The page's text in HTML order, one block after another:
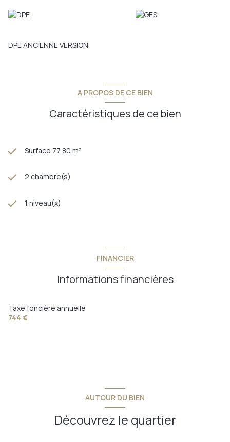
sont disponibles sur le site Géorisque: www.georisque.gouv.fr
Annonce proposée par un agent commercial
DPE ANCIENNE VERSION
A PROPOS DE CE BIEN
Caractéristiques de ce bien
Surface 77,80 m²
2 chambre(s)
1 niveau(x)
FINANCIER
Informations financières
Taxe foncière annuelle
744 €
AUTOUR DU BIEN
Découvrez le quartier